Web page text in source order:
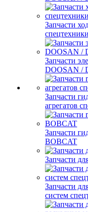
Запчасти
Запчасти
DOOSAN /
Запчасти
агрегатов
Запчасти
BOBCAT
Запчасти
Запчасти
систем